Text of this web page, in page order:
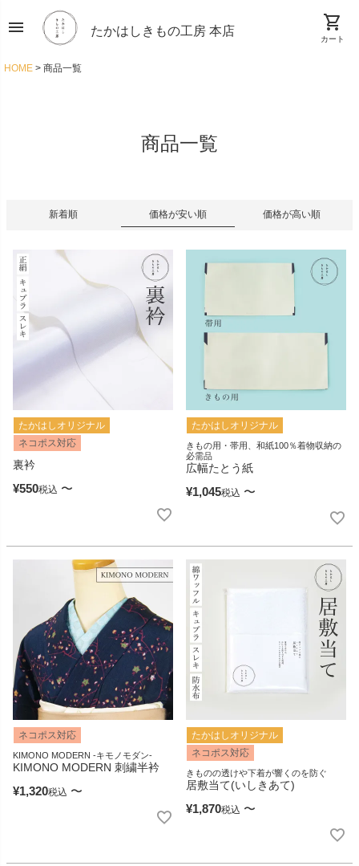
menu たかはしきもの工房 本店 shopping_cart
カート
HOME 商品一覧
商品一覧
新着順 価格が安い順 価格が高い順
たかはしオリジナル
ネコポス対応
裏衿
¥550税込 〜
たかはしオリジナル
きもの用・帯用、和紙100％着物収納の
必需品
広幅たとう紙
¥1,045税込 〜
ネコポス対応
KIMONO MODERN -キモノモダン-
KIMONO MODERN 刺繍半衿
¥1,320税込 〜
たかはしオリジナル
ネコポス対応
きものの透けや下着が響くのを防ぐ
居敷当て(いしきあて)
¥1,870税込 〜